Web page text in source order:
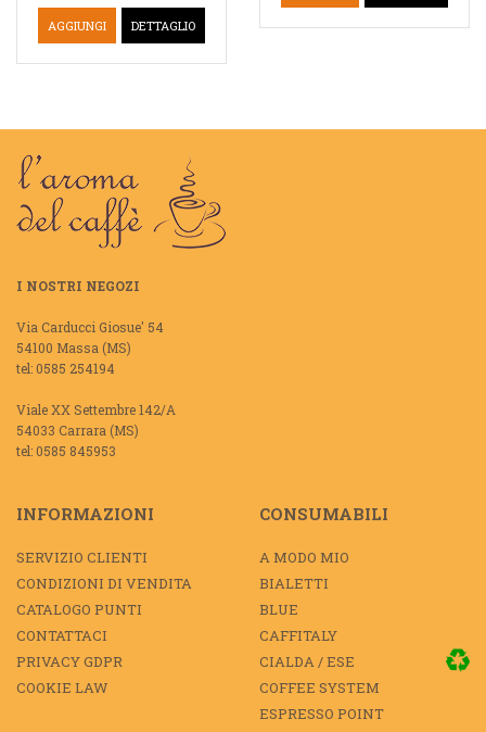
AGGIUNGI DETTAGLIO
I NOSTRI NEGOZI
Via Carducci Giosue' 54
54100 Massa (MS)
tel: 0585 254194
Viale XX Settembre 142/A
54033 Carrara (MS)
tel: 0585 845953
INFORMAZIONI
SERVIZIO CLIENTI
CONDIZIONI DI VENDITA
CATALOGO PUNTI
CONTATTACI
PRIVACY GDPR
COOKIE LAW
CONSUMABILI
A MODO MIO
BIALETTI
BLUE
CAFFITALY
CIALDA / ESE
COFFEE SYSTEM
ESPRESSO POINT